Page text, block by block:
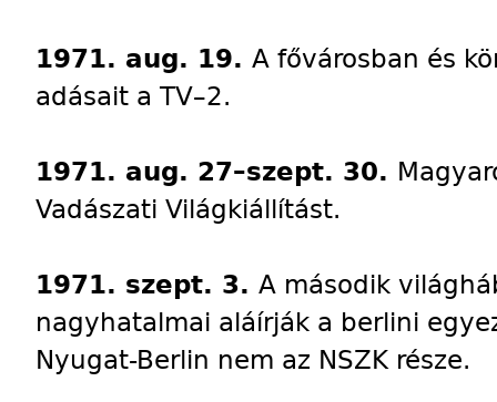
1971. aug. 19. A fővárosban és
adásait a TV–2.
1971. aug. 27–szept. 30.
Vadászati Világkiállítást.
1971. szept. 3. A második
nagyhatalmai aláírják a berlini
Nyugat-Berlin nem az NSZK része.